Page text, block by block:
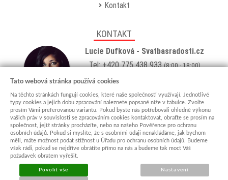
Kontakt
KONTAKT
Lucie Dufková - Svatbasradosti.cz
Tel: +420 775 438 933(8:00 - 18:00)
Email:
Showroom
Jungmannova 627, Kyjov 69701
Po-Pá: po domluvě (více info)
Tato webová stránka používá cookies
Na těchto stránkách fungují cookies, které naše společnosti využívají. Jednotlivé
typy cookies a jejich dobu zpracování naleznete popsané níže v tabulce. Zvolte
prosím Vámi preferovanou variantu. Pokud byste nás potřebovali ohledně výkonu
vašich práv v souvislosti se zpracováním cookies kontaktovat, obraťte se prosím na
společnost, jejíž stránky procházíte, nebo na našeho Pověřence pro ochranu
osobních údajů. Pokud si myslíte, že s osobními údaji nenakládáme, jak bychom
měli, máte možnost podat stížnost u Úřadu pro ochranu osobních údajů. Budeme
však rádi, pokud se nejdříve obrátíte přímo na nás a budeme tak moct Váš
požadavek obratem vyřešit.
Povolit vše Nastavení